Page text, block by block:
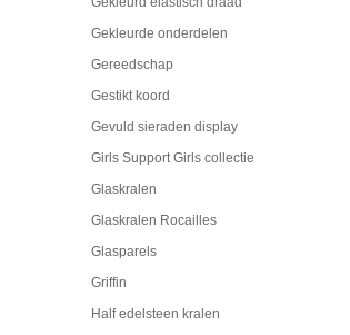
Gekleurde onderdelen
Gereedschap
Gestikt koord
Gevuld sieraden display
Girls Support Girls collectie
Glaskralen
Glaskralen Rocailles
Glasparels
Griffin
Half edelsteen kralen